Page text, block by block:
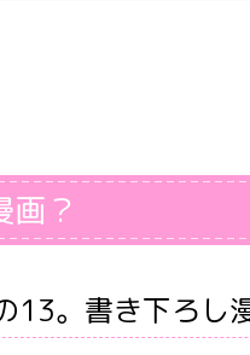
？
13。書き下ろし